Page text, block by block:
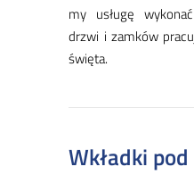
my usłu­gę
drzwi i zam­ków
świę­ta.
Wkładki